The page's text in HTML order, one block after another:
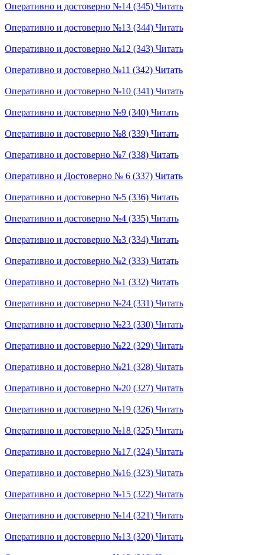
Оперативно и достоверно №14 (345) Читать
Оперативно и достоверно №13 (344) Читать
Оперативно и достоверно №12 (343) Читать
Оперативно и достоверно №11 (342) Читать
Оперативно и достоверно №10 (341) Читать
Оперативно и достоверно №9 (340) Читать
Оперативно и достоверно №8 (339) Читать
Оперативно и достоверно №7 (338) Читать
Оперативно и Достоверно № 6 (337) Читать
Оперативно и достоверно №5 (336) Читать
Оперативно и достоверно №4 (335) Читать
Оперативно и достоверно №3 (334) Читать
Оперативно и достоверно №2 (333) Читать
Оперативно и достоверно №1 (332) Читать
Оперативно и достоверно №24 (331) Читать
Оперативно и достоверно №23 (330) Читать
Оперативно и достоверно №22 (329) Читать
Оперативно и достоверно №21 (328) Читать
Оперативно и достоверно №20 (327) Читать
Оперативно и достоверно №19 (326) Читать
Оперативно и достоверно №18 (325) Читать
Оперативно и достоверно №17 (324) Читать
Оперативно и достоверно №16 (323) Читать
Оперативно и достоверно №15 (322) Читать
Оперативно и достоверно №14 (321) Читать
Оперативно и достоверно №13 (320) Читать